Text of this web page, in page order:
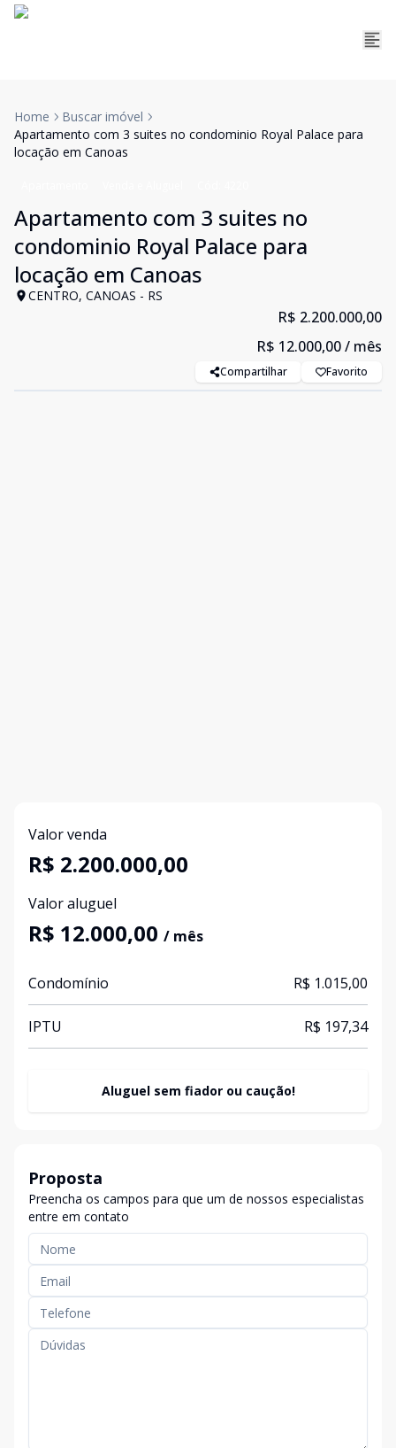
Home
Buscar imóvel
Apartamento com 3 suites no condominio Royal Palace para
locação em Canoas
Apartamento com 3 suites no
condominio Royal Palace para
locação em Canoas
CENTRO, CANOAS - RS
R$ 2.200.000,00
R$ 12.000,00/ mês
Compartilhar Favorito
Valor venda
R$ 2.200.000,00
Valor aluguel
R$ 12.000,00 / mês
Condomínio R$ 1.015,00
IPTU R$ 197,34
Aluguel sem fiador ou caução!
Proposta
Preencha os campos para que um de nossos especialistas
entre em contato